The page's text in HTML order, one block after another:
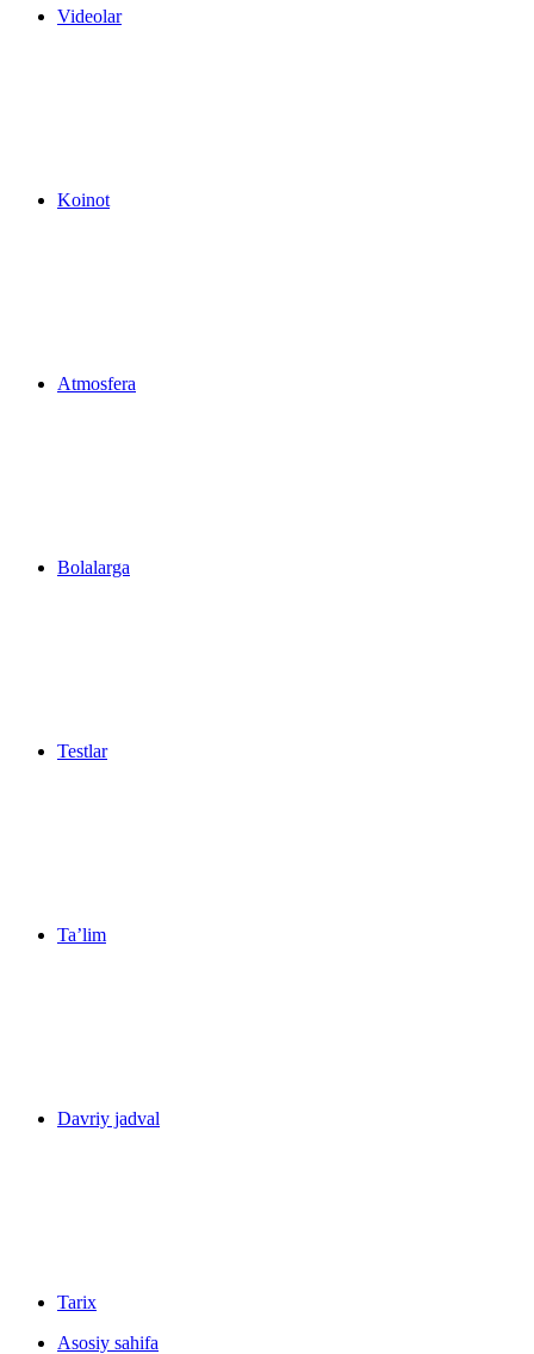
Videolar
Koinot
Atmosfera
Bolalarga
Testlar
Ta’lim
Davriy jadval
Tarix
Asosiy sahifa